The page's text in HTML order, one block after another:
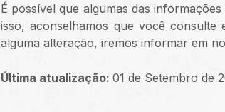
É possível que algumas das
isso, aconselhamos que você consulte
alguma alteração, iremos informar em
Última atualização:01 de Setembro de